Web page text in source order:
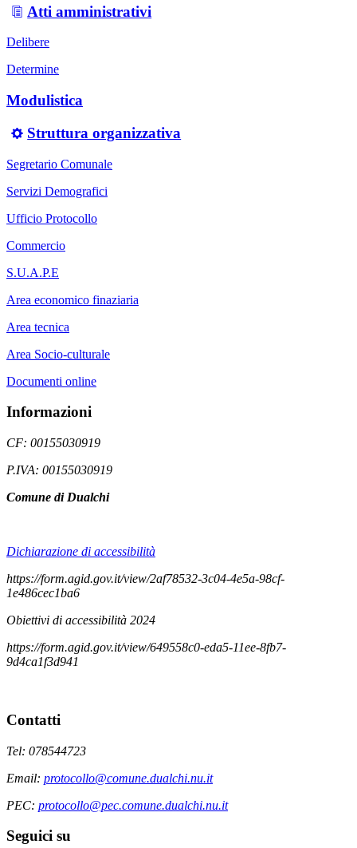
Atti amministrativi
Delibere
Determine
Modulistica
Struttura organizzativa
Segretario Comunale
Servizi Demografici
Ufficio Protocollo
Commercio
S.U.A.P.E
Area economico finaziaria
Area tecnica
Area Socio-culturale
Documenti online
Informazioni
CF: 00155030919
P.IVA: 00155030919
Comune di Dualchi
Dichiarazione di accessibilità
https://form.agid.gov.it/view/2af78532-3c04-4e5a-98cf-
1e486cec1ba6
Obiettivi di accessibilità 2024
https://form.agid.gov.it/view/649558c0-eda5-11ee-8fb7-
9d4ca1f3d941
Contatti
Tel: 078544723
Email: protocollo@comune.dualchi.nu.it
PEC: protocollo@pec.comune.dualchi.nu.it
Seguici su